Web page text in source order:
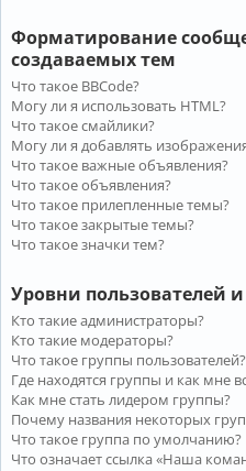
Форматирование
создаваемых тем
Что такое BBCode?
Могу ли я использовать HTML?
Что такое смайлики?
Могу ли я добавлять
Что такое важные объявления?
Что такое объявления?
Что такое прилепленные темы?
Что такое закрытые темы?
Что такое значки тем?
Уровни пользователей
Кто такие администраторы?
Кто такие модераторы?
Что такое группы пользователей?
Где находятся группы и как мне
Как мне стать лидером группы?
Почему названия некоторых
Что такое группа по умолчанию?
Что означает ссылка «Наша